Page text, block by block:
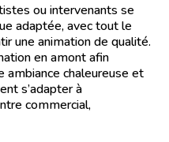
ou intervenants se
adaptée, avec tout le
une animation de qualité.
en amont afin
ambiance chaleureuse et
s’adapter à
commercial,